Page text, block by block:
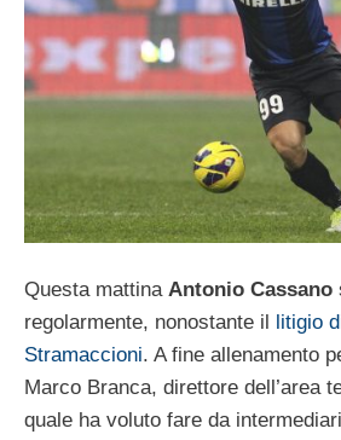
Questa mattina Antonio Cassano
regolarmente, nonostante il
litigio
Stramaccioni. A fine allenamento
Marco Branca, direttore dell’area
quale ha voluto fare da